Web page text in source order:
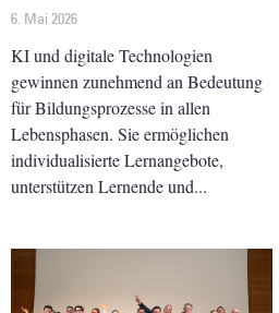
6. Mai 2026
KI und digitale Technologien
gewinnen zunehmend an Bedeutung
für Bildungsprozesse in allen
Lebensphasen. Sie ermöglichen
individualisierte Lernangebote,
unterstützen Lernende und